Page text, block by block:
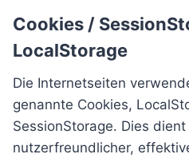
Cookies /
LocalStorage
Die Internetseiten
genannte Cookies,
SessionStorage. Dies
nutzerfreundlicher,